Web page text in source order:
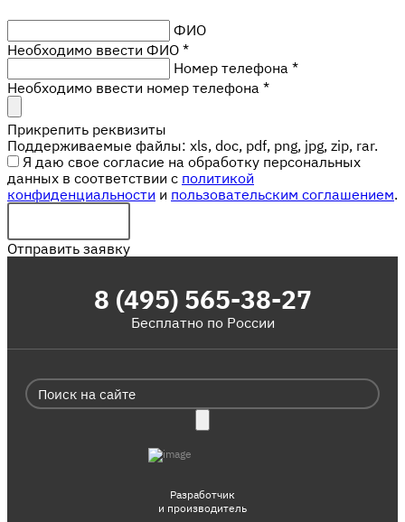
ФИО
Необходимо ввести ФИО *
Номер телефона *
Необходимо ввести номер телефона *
Прикрепить реквизиты
Поддерживаемые файлы: xls, doc, pdf, png, jpg, zip, rar.
Я даю свое согласие на обработку персональных
данных в соответствии с политикой
конфиденциальности и пользовательским соглашением.
Отправить заявку
8 (495) 565-38-27
Бесплатно по России
Разработчик
и производитель